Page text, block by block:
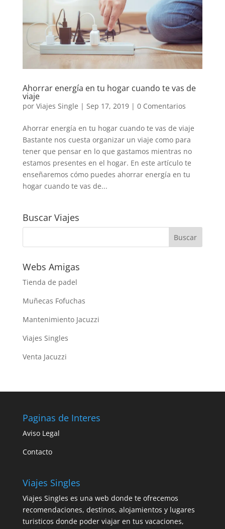
Ahorrar energía en tu hogar cuando te vas de
viaje
por Viajes Single | Sep 17, 2019| 0 Comentarios
Ahorrar energía en tu hogar cuando te vas de viaje
Bastante nos cuesta organizar un viaje como para
tener que pensar en lo que gastamos mientras no
estamos presentes en el hogar. En este artículo te
enseñaremos cómo puedes ahorrar energía en tu
hogar cuando te vas de...
Buscar Viajes
Webs Amigas
Tienda de padel
Muñecas Fofuchas
Mantenimiento Jacuzzi
Viajes Singles
Venta Jacuzzi
Paginas de Interes
Aviso Legal
Contacto
Viajes Singles
Viajes Singles es una web donde te ofrecemos
recomendaciones, destinos, alojamientos y lugares
turisticos donde poder viajar en tus vacaciones,